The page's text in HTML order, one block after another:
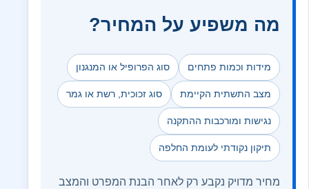
מה משפיע על המחיר?
מידות וכמות פתחים סוג הפרופיל או המנגנון
מצב התשתית הקיימת סוג זכוכית, רשת או גמר
נגישות ומורכבות ההתקנה
תיקון נקודתי לעומת החלפה
מחיר מדויק נקבע רק לאחר הבנת המפרט והמצב